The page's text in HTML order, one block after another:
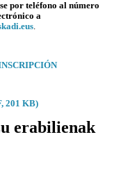
por teléfono al número
a
.
201 KB)
erabilienak